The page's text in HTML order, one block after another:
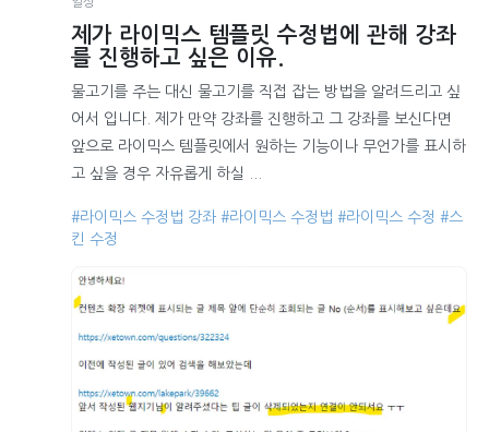
제가 라이믹스 템플릿 수정법에 관해 강좌
를 진행하고 싶은 이유.
물고기를 주는 대신 물고기를 직접 잡는 방법을 알려드리고 싶
어서 입니다. 제가 만약 강좌를 진행하고 그 강좌를 보신다면
앞으로 라이믹스 템플릿에서 원하는 기능이나 무언가를 표시하
고 싶을 경우 자유롭게 하실 ...
#라이믹스 수정법 강좌 #라이믹스 수정법 #라이믹스 수정 #스
킨 수정